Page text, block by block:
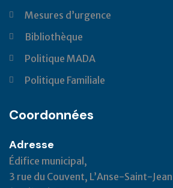
Mesures d’urgence
Bibliothèque
Politique MADA
Politique Familiale
Coordonnées
Adresse
Édifice municipal,
3 rue du Couvent, L’Anse-Saint-Jean